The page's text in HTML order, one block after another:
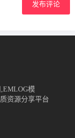
发布评论
模
资源分享平台